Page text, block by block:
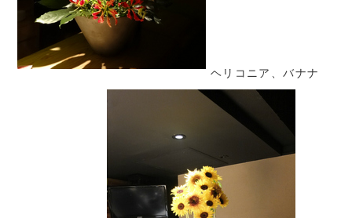
ヘリコニア、バナナ